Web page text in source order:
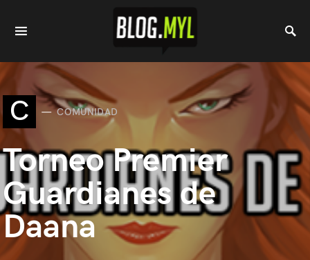
C COMUNIDAD
Torneo Premier
Guardianes de
Daana